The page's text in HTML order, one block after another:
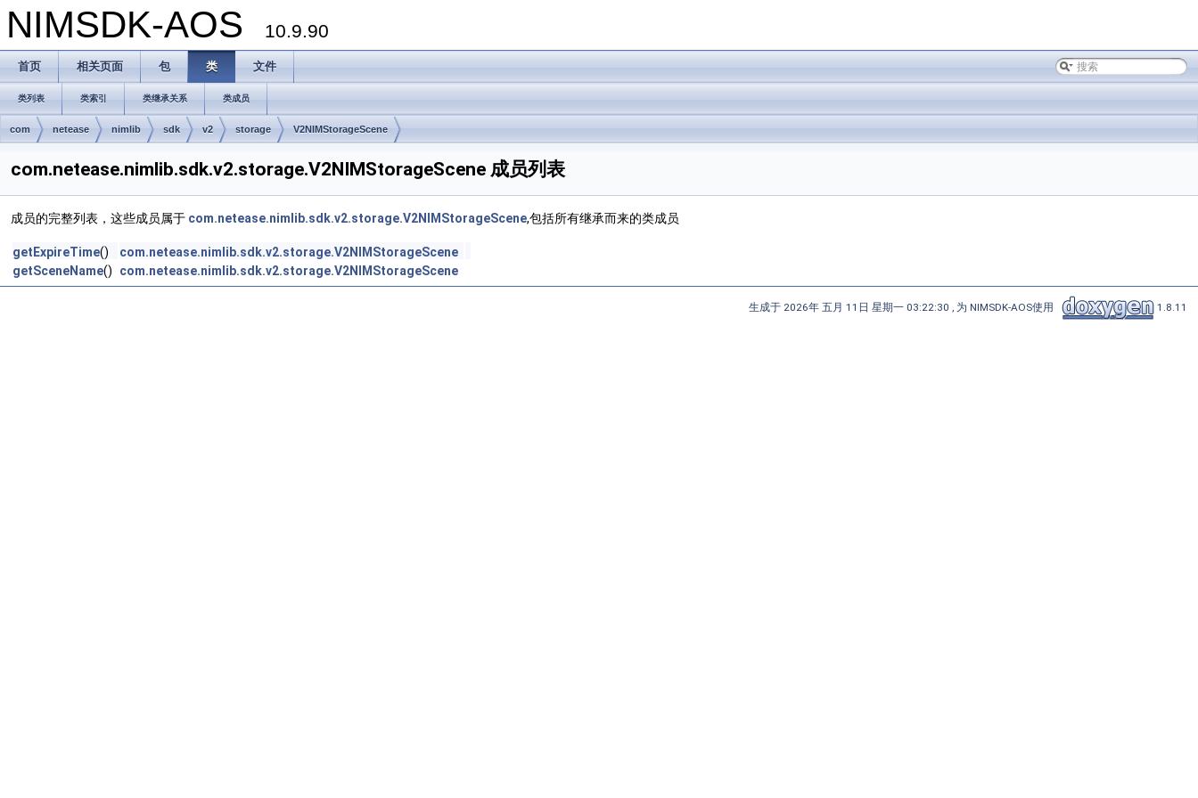
NIMSDK-AOS 10.9.90
首页 相关页面 包 类 文件
类列表 类索引 类继承关系 类成员
com netease nimlib sdk v2 storage V2NIMStorageScene
com.netease.nimlib.sdk.v2.storage.V2NIMStorageScene 成员列表
成员的完整列表，这些成员属于 com.netease.nimlib.sdk.v2.storage.V2NIMStorageScene,包括所有继承而来的类成员
getExpireTime()
com.netease.nimlib.sdk.v2.storage.V2NIMStorageScene
getSceneName() com.netease.nimlib.sdk.v2.storage.V2NIMStorageScene
生成于 2026年 五月 11日 星期一 03:22:30 , 为 NIMSDK-AOS使用 1.8.11